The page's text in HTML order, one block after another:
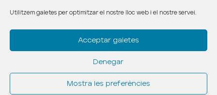
Utilitzem galetes per optimitzar el nostre lloc web i el nostre servei.
Acceptar galetes
Denegar
Mostra les preferències